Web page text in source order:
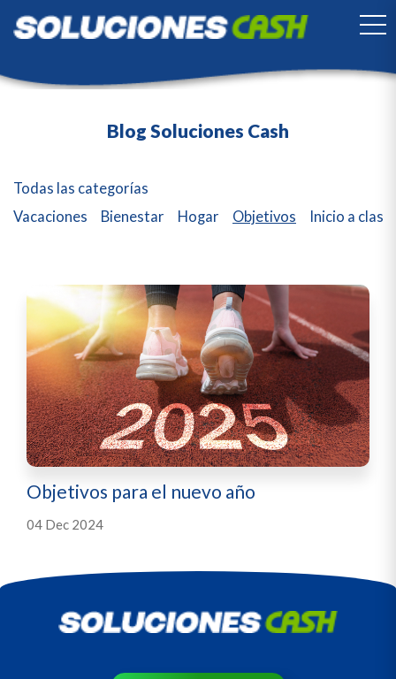
Blog Soluciones Cash
Todas las categorías
Vacaciones
Bienestar Hogar Objetivos Inicio a
Objetivos para el nuevo año
04 Dec 2024